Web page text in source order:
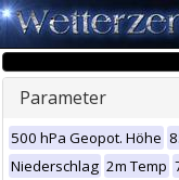
Parameter
500 hPa Geopot. Höhe
Niederschlag 2m Temp